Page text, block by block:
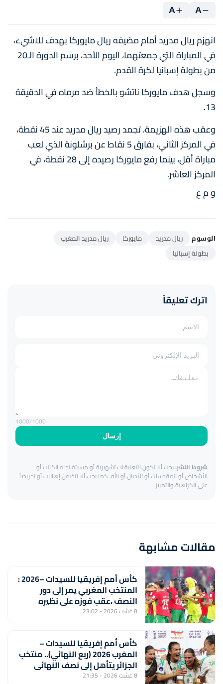
A
A
انهزم ريال مدريد أمام مضيفه ريال مايوركا بهدف للاشيء،
في المباراة التي جمعتهما، اليوم الأحد، برسم الدورة الـ20
من بطولة إسبانيا لكرة القدم.
وسجل هدف مايوركا ناتشو بالخطأ ضد مرماه في الدقيقة
13.
وعقب هذه الهزيمة، تجمد رصيد ريال مدريد عند 45 نقطة،
في المركز الثاني، بفارق 5 نقاط عن برشلونة الذي لعب
مباراة أقل، بينما رفع مايوركا رصيده إلى 28 نقطة، في
المركز العاشر.
و م ع
الوسوم ريال مدريد مايوركا
ريال مدريد المغرب
بطولة إسبانيا
اترك تعليقاً
إرسال
1000/1000
شروط النشر:يجب ألا تكون التعليقات تشهيرية أو مسيئة تجاه الكاتب أو
الأشخاص أو المقدسات أو الأديان أو الله. كما يجب ألا تتضمن إهانات أو تحريضاً
على الكراهية والتمييز.
مقالات مشابهة
كأس أمم إفريقيا للسيدات –2026 :
المنتخب المغربي يمر إلى دور
النصف ،عقب فوزه على نظيره
8 غشت 2026 - 23:02
كأس أمم إفريقيا للسيدات –
المغرب 2026 (ربع النهائي).. منتخب
الجزائر يتأهل إلى نصف النهائي
بفوزه على نظيره الايفواري (2-1)
8 غشت 2026 - 21:35